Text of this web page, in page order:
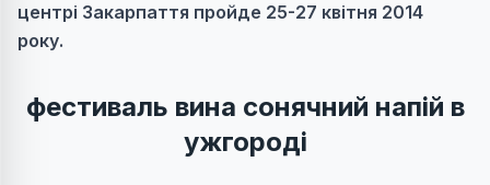
центрі Закарпаття пройде 25-27 квітня 2014
року.
фестиваль вина сонячний напій в
ужгороді